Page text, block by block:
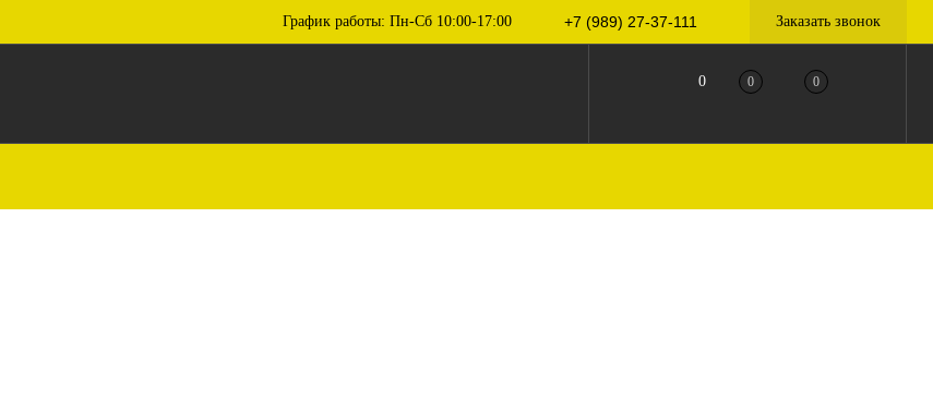
График работы: Пн-Сб 10:00-17:00 +7 (989) 27-37-111 Заказать звонок
0 0 0